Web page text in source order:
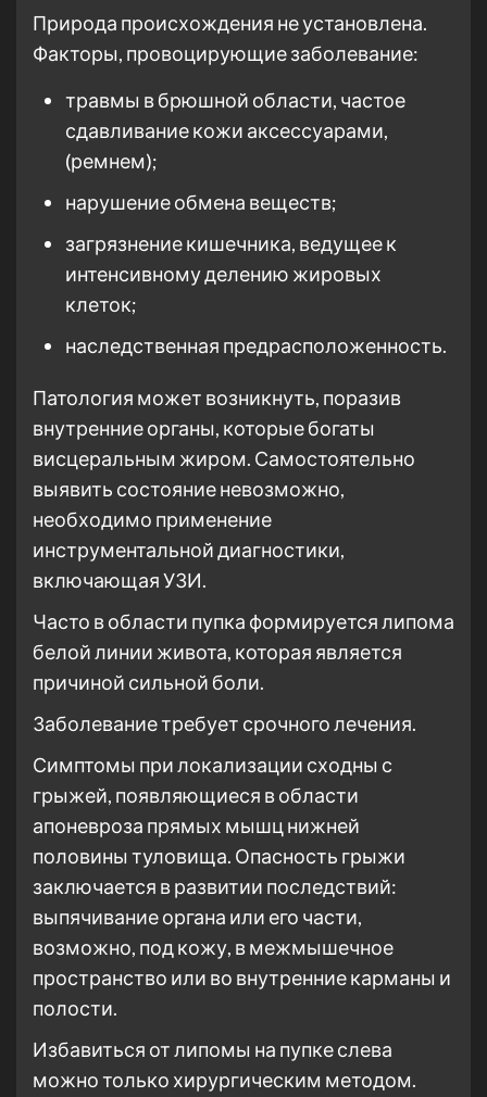
Природа происхождения не установлена.
Факторы, провоцирующие заболевание:
травмы в брюшной области, частое
сдавливание кожи аксессуарами,
(ремнем);
нарушение обмена веществ;
загрязнение кишечника, ведущее к
интенсивному делению жировых
клеток;
наследственная предрасположенность.
Патология может возникнуть, поразив
внутренние органы, которые богаты
висцеральным жиром. Самостоятельно
выявить состояние невозможно,
необходимо применение
инструментальной диагностики,
включающая УЗИ.
Часто в области пупка формируется липома
белой линии живота, которая является
причиной сильной боли.
Заболевание требует срочного лечения.
Симптомы при локализации сходны с
грыжей, появляющиеся в области
апоневроза прямых мышц нижней
половины туловища. Опасность грыжи
заключается в развитии последствий:
выпячивание органа или его части,
возможно, под кожу, в межмышечное
пространство или во внутренние карманы и
полости.
Избавиться от липомы на пупке слева
можно только хирургическим методом.